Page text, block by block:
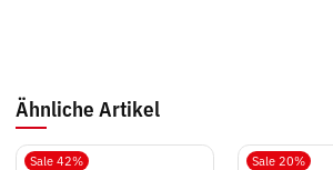
Ähnliche Artikel
Sale 42% Sale 20%